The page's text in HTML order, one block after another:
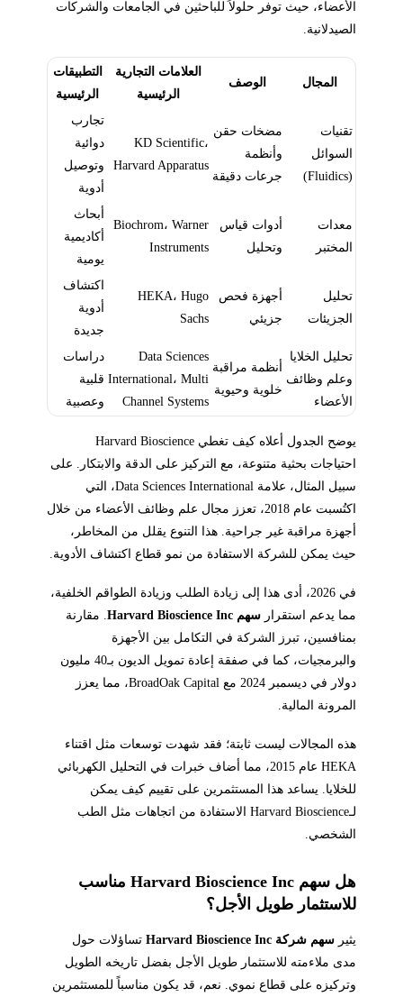
الأعضاء، حيث توفر حلولاً للباحثين في الجامعات والشركات
الصيدلانية.
المجال الوصف
العلامات التجارية
الرئيسية
التطبيقات
الرئيسية
تقنيات
السوائل
مضخات حقن
وأنظمة
جرعات دقيقة
KD Scientific،
Harvard Apparatus
تجارب
دوائية
وتوصيل
أدوية
معدات
المختبر
أدوات قياس
وتحليل
Biochrom، Warner
Instruments
أبحاث
أكاديمية
يومية
تحليل
الجزيئات
أجهزة فحص
جزيئي
HEKA، Hugo
Sachs
اكتشاف
أدوية
جديدة
تحليل الخلايا
وعلم وظائف
الأعضاء
أنظمة مراقبة
خلوية وحيوية
Data Sciences
International، Multi
Channel Systems
دراسات
قلبية
وعصبية
يوضح الجدول أعلاه كيف تغطي Harvard Bioscience
احتياجات بحثية متنوعة، مع التركيز على الدقة والابتكار. على
سبيل المثال، علامة Data Sciences International، التي
اكتُسبت عام 2018، تعزز مجال علم وظائف الأعضاء من خلال
أجهزة مراقبة غير جراحية. هذا التنوع يقلل من المخاطر،
حيث يمكن للشركة الاستفادة من نمو قطاع اكتشاف الأدوية.
في 2026، أدى هذا إلى زيادة الطلب وزيادة الطواقم الخلفية،
مما يدعم استقرار سهم Harvard Bioscience Inc
. مقارنة
بمنافسين، تبرز الشركة في التكامل بين الأجهزة
والبرمجيات، كما في صفقة إعادة تمويل الديون بـ40 مليون
دولار في ديسمبر 2024 مع BroadOak Capital، مما يعزز
المرونة المالية.
هذه المجالات ليست ثابتة؛ فقد شهدت توسعات مثل اقتناء
HEKA عام 2015، مما أضاف خبرات في التحليل الكهربائي
للخلايا. يساعد هذا المستثمرين على تقييم كيف يمكن
لـHarvard Bioscience الاستفادة من اتجاهات مثل الطب
الشخصي.
هل سهم Harvard Bioscience Inc مناسب
للاستثمار طويل الأجل؟
يثير سهم شركة Harvard Bioscience Inc
تساؤلات حول
مدى ملاءمته للاستثمار طويل الأجل بفضل تاريخه الطويل
وتركيزه على قطاع نموي. نعم، قد يكون مناسباً للمستثمرين